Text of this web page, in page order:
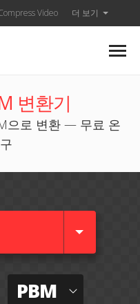
Video 더 보기
변환기
으로 변환 — 무료 온
PBM